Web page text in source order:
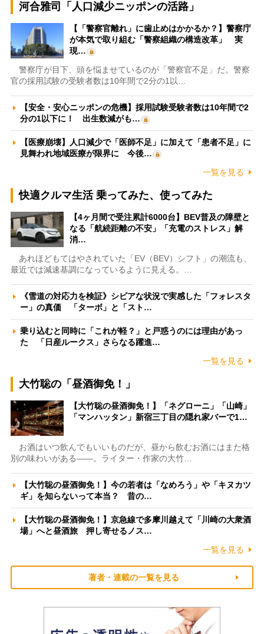
河合雅司「人口減少ニッポンの活路」
【「警察官離れ」に歯止めはかかるか？】警察庁
が本気で取り組む「警察組織の構造改革」 実
現…
警察庁が目下、頭を悩ませているのが「警察官不足」だ。警察
官の採用試験の受験者数は10年間で2分の1以…
【安全・安心ニッポンの危機】採用試験受験者数は10年間で2
分の1以下に！ 出生数減がも…
【医療崩壊】人口減少で「医師不足」に加えて「患者不足」に
見舞われ地域医療が限界に 今後…
一覧を見る
快適クルマ生活 乗ってみた、使ってみた
【4ヶ月間で受注累計6000台】BEV普及の障壁と
なる「航続距離の不安」「充電のストレス」解
消…
あれほどもてはやされていた「EV（BEV）シフト」の潮流も、
最近では減速基調になっているように見える。…
《雪道の対応力を検証》シビアな状況で実感した「フォレスタ
ー」の真価 「ターボ」と「スト…
乗り込むと同時に「これが軽？」と戸惑うのには理由があっ
た 「日産ルークス」さらなる躍進…
一覧を見る
大竹聡の「昼酒御免！」
【大竹聡の昼酒御免！】「ネグローニ」「山崎」
「マンハッタン」新宿三丁目の隠れ家バーで1…
お酒はいつ飲んでもいいものだが、昼から飲むお酒にはまた格
別の味わいがある――。ライター・作家の大竹…
【大竹聡の昼酒御免！】今の若者は「なめろう」や「キヌカツ
ギ」を知らないって本当？ 昔の…
【大竹聡の昼酒御免！】京急線で多摩川越えて「川崎の大衆酒
場」へと昼酒旅 押し寄せるノス…
一覧を見る
著者・連載の一覧を見る